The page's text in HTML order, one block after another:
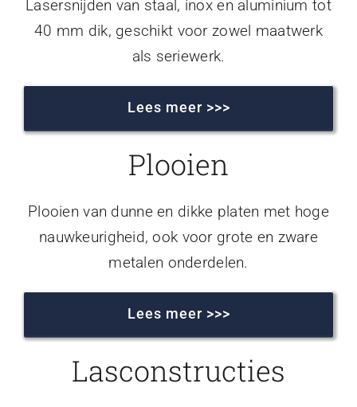
Lasersnijden van staal, inox en aluminium tot
40 mm dik, geschikt voor zowel maatwerk
als seriewerk.
Lees meer >>>
Plooien
Plooien van dunne en dikke platen met hoge
nauwkeurigheid, ook voor grote en zware
metalen onderdelen.
Lees meer >>>
Lasconstructies